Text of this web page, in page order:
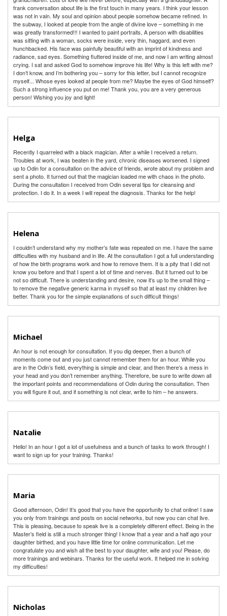
frank conversation about life is the first touch in many years. I think your lesson
was not in vain. My soul and opinion about people somehow became refined. In
the subway, I looked at people from the angle of divine love – something in me
was greatly transformed!!! I wanted to paint portraits, A person with disabilities
was sitting with a woman, socks were inside, very thin, haggard, and even
hunchbacked. His face was painfully beautiful with an imprint of kindness and
radiance, sad eyes. Something fluttered inside of me, and now I am writing almost
crying. I sat and asked God to somehow improve his life! Why is this left with me?
I don’t know, and I’m bothering you – sorry for this letter, but I cannot recognize
myself... Whose eyes looked at people from me? Maybe the eyes of God himself?
Such a strong influence you put on me! Thank you, you are a very generous
person! Wishing you joy and light!
Helga
Recently I quarreled with a black magician. After a while I received a return.
Troubles at work, I was beaten in the yard, chronic diseases worsened. I signed
up to Odin for a consultation on the advice of friends, wrote about my problem and
sent a photo. It turned out that the magician loaded me with chaos in the photo.
During the consultation I received from Odin several tips for cleansing and
protection. I do it. In a week I will repeat the diagnosis. Thanks for the help!
I couldn’t understand why my mother’s fate was repeated on me. I have the same
difficulties with my husband and in life. At the consultation I got a full understanding
of how the birth programs work and how to remove them. It is a pity that I did not
know you before and that I spent a lot of time and nerves. But it turned out to be
not so difficult. There is understanding and desire, now it’s up to the small thing –
to remove the negative generic karma in myself so that at least my children live
better. Thank you for the simple explanations of such difficult things!
Helena
Michael
An hour is not enough for consultation. If you dig deeper, then a bunch of
moments come out and you just cannot remember them for an hour. While you
are in the Odin’s field, everything is simple and clear, and then there’s a mess in
your head and you don’t remember anything. Therefore, be sure to write down all
the important points and recommendations of Odin during the consultation. Then
you will figure it out, and if something is not clear, write to him – he answers.
Hello! In an hour I got a lot of usefulness and a bunch of tasks to work through! I
want to sign up for your training. Thanks!
Natalie
Maria
Good afternoon, Odin! It’s good that you have the opportunity to chat online! I saw
you only from trainings and posts on social networks, but now you can chat live.
This is pleasing, because to speak live is a completely different effect. Being in the
Master’s field is still a much stronger thing! I know that a year and a half ago your
daughter birthed, and you have little time for online communication. Let me
congratulate you and wish all the best to your daughter, wife and you! Please, do
more trainings and webinars. Thanks for the useful work. It helped me in solving
my difficulties!
Nicholas